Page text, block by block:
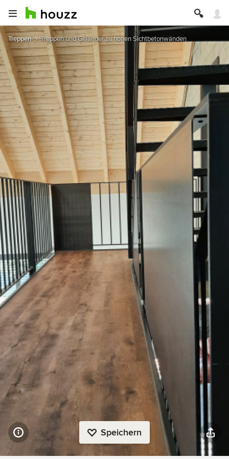
Treppen Treppen und Geländer zu hohen Sichtbetonwänden
Speichern